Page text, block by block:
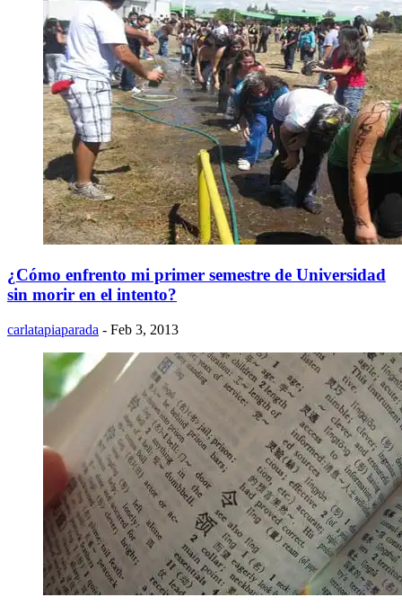
¿Cómo enfrento mi primer semestre de Universidad
sin morir en el intento?
carlatapiaparada - Feb 3, 2013